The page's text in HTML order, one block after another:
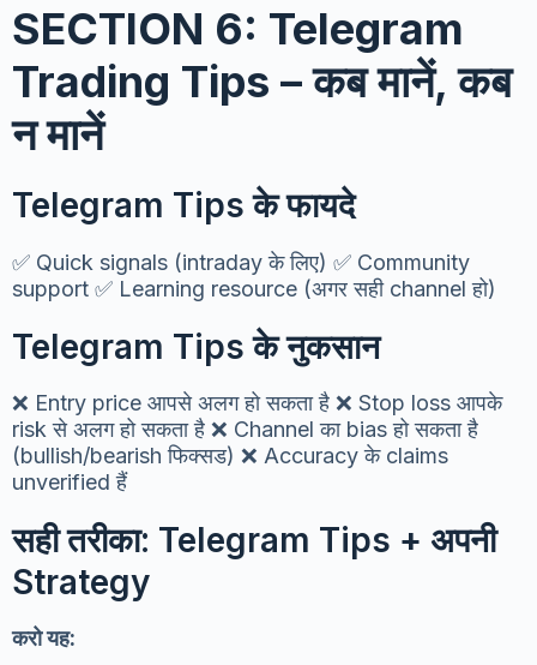
SECTION 6: Telegram
Trading Tips – कब मानें, कब
न मानें
Telegram Tips के फायदे
✅ Quick signals (intraday के लिए) ✅ Community
support ✅ Learning resource (अगर सही channel हो)
Telegram Tips के नुकसान
❌ Entry price आपसे अलग हो सकता है ❌ Stop loss आपके
risk से अलग हो सकता है ❌ Channel का bias हो सकता है
(bullish/bearish फिक्सड) ❌ Accuracy के claims
unverified हैं
सही तरीका: Telegram Tips + अपनी
Strategy
करो यह: